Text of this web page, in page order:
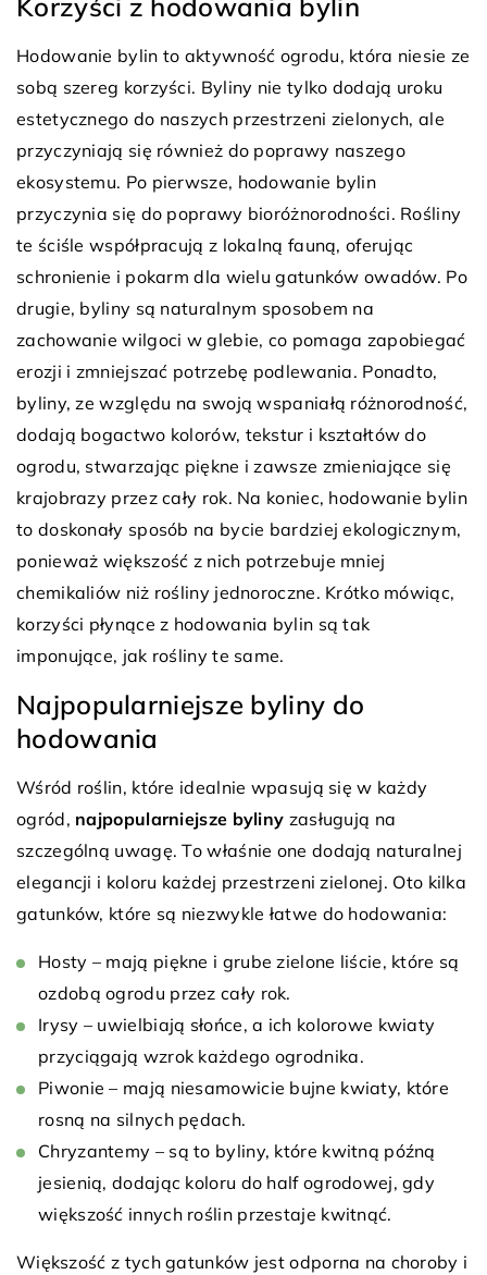
Korzyści z hodowania bylin
Hodowanie bylin to aktywność ogrodu, która niesie ze
sobą szereg korzyści. Byliny nie tylko dodają uroku
estetycznego do naszych przestrzeni zielonych, ale
przyczyniają się również do poprawy naszego
ekosystemu. Po pierwsze, hodowanie bylin
przyczynia się do poprawy bioróżnorodności. Rośliny
te ściśle współpracują z lokalną fauną, oferując
schronienie i pokarm dla wielu gatunków owadów. Po
drugie, byliny są naturalnym sposobem na
zachowanie wilgoci w glebie, co pomaga zapobiegać
erozji i zmniejszać potrzebę podlewania. Ponadto,
byliny, ze względu na swoją wspaniałą różnorodność,
dodają bogactwo kolorów, tekstur i kształtów do
ogrodu, stwarzając piękne i zawsze zmieniające się
krajobrazy przez cały rok. Na koniec, hodowanie bylin
to doskonały sposób na bycie bardziej ekologicznym,
ponieważ większość z nich potrzebuje mniej
chemikaliów niż rośliny jednoroczne. Krótko mówiąc,
korzyści płynące z hodowania bylin są tak
imponujące, jak rośliny te same.
Najpopularniejsze byliny do
hodowania
Wśród roślin, które idealnie wpasują się w każdy
ogród, najpopularniejsze byliny zasługują na
szczególną uwagę. To właśnie one dodają naturalnej
elegancji i koloru każdej przestrzeni zielonej. Oto kilka
gatunków, które są niezwykle łatwe do hodowania:
Hosty – mają piękne i grube zielone liście, które są
ozdobą ogrodu przez cały rok.
Irysy – uwielbiają słońce, a ich kolorowe kwiaty
przyciągają wzrok każdego ogrodnika.
Piwonie – mają niesamowicie bujne kwiaty, które
rosną na silnych pędach.
Chryzantemy – są to byliny, które kwitną późną
jesienią, dodając koloru do half ogrodowej, gdy
większość innych roślin przestaje kwitnąć.
Większość z tych gatunków jest odporna na choroby i